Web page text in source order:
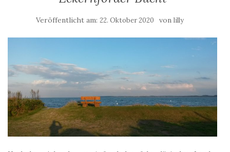
Veröffentlicht am: 22. Oktober 2020 von lilly